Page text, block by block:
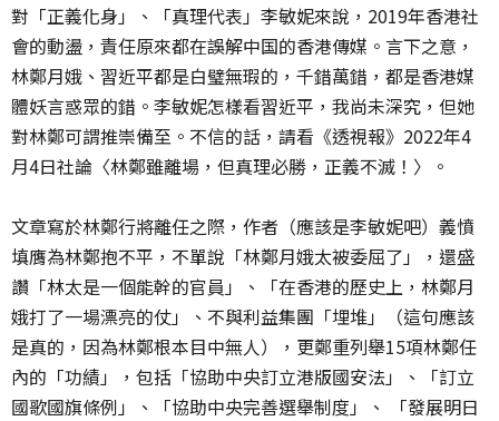
對「正義化身」、「真理代表」李敏妮來說，2019年香港社
會的動盪，責任原來都在誤解中国的香港傳媒。言下之意，
林鄭月娥、習近平都是白璧無瑕的，千錯萬錯，都是香港媒
體妖言惑眾的錯。李敏妮怎樣看習近平，我尚未深究，但她
對林鄭可謂推崇備至。不信的話，請看《透視報》2022年4
月4日社論〈林鄭雖離場，但真理必勝，正義不滅！〉。
文章寫於林鄭行將離任之際，作者（應該是李敏妮吧）義憤
填膺為林鄭抱不平，不單說「林鄭月娥太被委屈了」，還盛
讚「林太是一個能幹的官員」、「在香港的歷史上，林鄭月
娥打了一場漂亮的仗」、不與利益集團「埋堆」（這句應該
是真的，因為林鄭根本目中無人），更鄭重列舉15項林鄭任
內的「功績」，包括「協助中央訂立港版國安法」、「訂立
國歌國旗條例」、「協助中央完善選舉制度」、 「發展明日